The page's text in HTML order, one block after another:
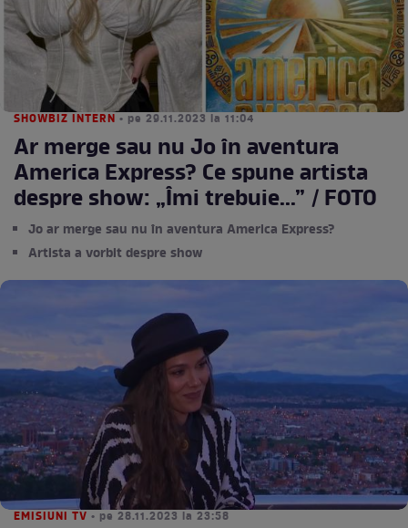
SHOWBIZ INTERN • pe 29.11.2023 la 11:04
Ar merge sau nu Jo în aventura
America Express? Ce spune artista
despre show: „Îmi trebuie...” / FOTO
Jo ar merge sau nu în aventura America Express?
Artista a vorbit despre show
EMISIUNI TV • pe 28.11.2023 la 23:58